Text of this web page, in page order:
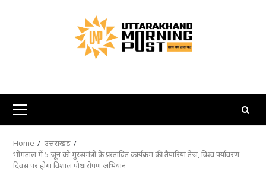
Primary
Menu
Home
उत्तराखंड
भीमताल में 5 जून को मुख्यमंत्री के प्रस्तावित कार्यक्रम की तैयारियां तेज, विश्व पर्यावरण
दिवस पर होगा विशाल पौधारोपण अभियान